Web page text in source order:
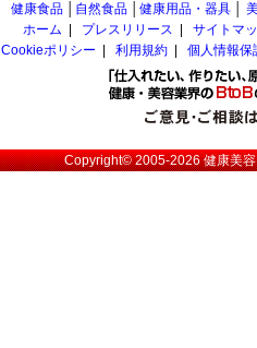
健康食品 自然食品 健康用品・器具
ホーム
プレスリリース
サイトマ
Cookieポリシー
利用規約| 個人情報保
Copyright© 2005-2026健康美